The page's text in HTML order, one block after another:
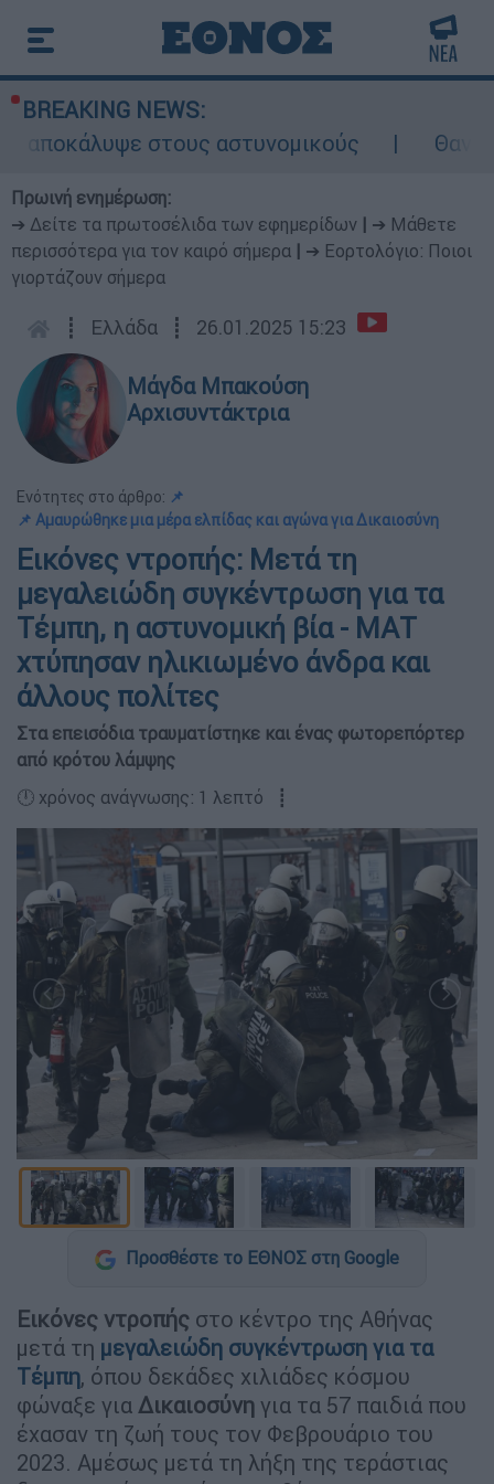
BREAKING NEWS:
στους αστυνομικούς
Πρωινή ενημέρωση:
➔ Δείτε τα πρωτοσέλιδα των εφημερίδων
➔ Μάθετε
περισσότερα για τον καιρό σήμερα
➔ Εορτολόγιο: Ποιοι
γιορτάζουν σήμερα
┋ Ελλάδα ┋ 26.01.2025 15:23
Μάγδα Μπακούση
Αρχισυντάκτρια
Ενότητες στο άρθρο: 📌
📌 Αμαυρώθηκε μια μέρα ελπίδας και αγώνα για Δικαιοσύνη
Εικόνες ντροπής: Μετά τη
μεγαλειώδη συγκέντρωση για τα
Τέμπη, η αστυνομική βία - ΜΑΤ
χτύπησαν ηλικιωμένο άνδρα και
άλλους πολίτες
Στα επεισόδια τραυματίστηκε και ένας φωτορεπόρτερ
από κρότου λάμψης
🕛 χρόνος ανάγνωσης: 1 λεπτό ┋
Προσθέστε το ΕΘΝΟΣ στη Google
Εικόνες ντροπής στο κέντρο της Αθήνας
μετά τη μεγαλειώδη συγκέντρωση για τα
Τέμπη, όπου δεκάδες χιλιάδες κόσμου
φώναξε για Δικαιοσύνη για τα 57 παιδιά που
έχασαν τη ζωή τους τον Φεβρουάριο του
2023. Αμέσως μετά τη λήξη της τεράστιας